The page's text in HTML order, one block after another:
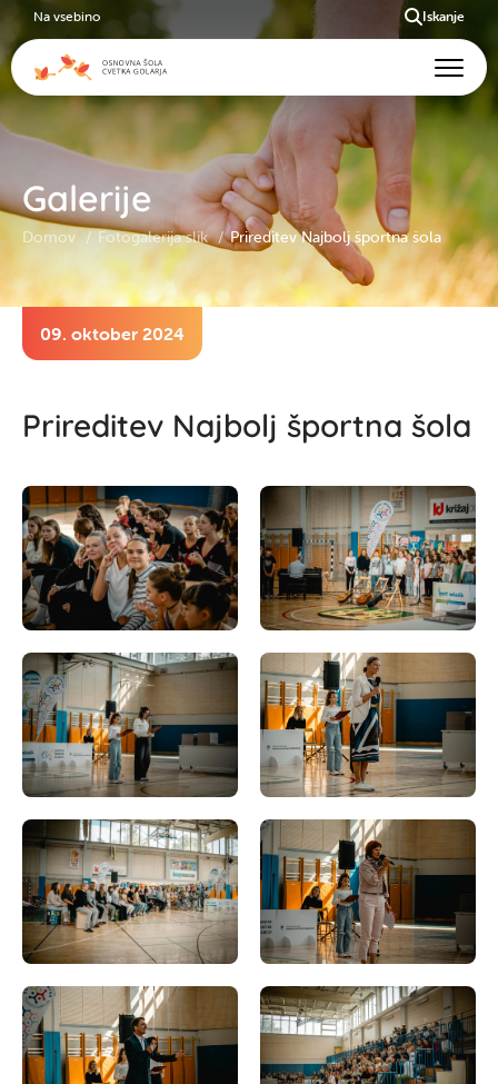
Galerije
Domov Fotogalerija slik Prireditev Najbolj športna šola
09. oktober 2024
Prireditev Najbolj športna šola
Na vsebino Iskanje